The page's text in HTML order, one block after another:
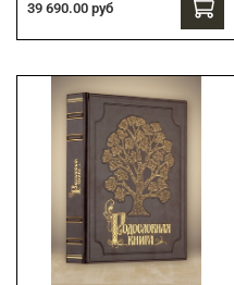
39 690.00 руб